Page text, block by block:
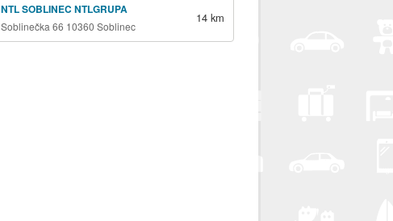
NTL SOBLINEC NTLGRUPA
Soblinečka 66 10360 Soblinec
14 km